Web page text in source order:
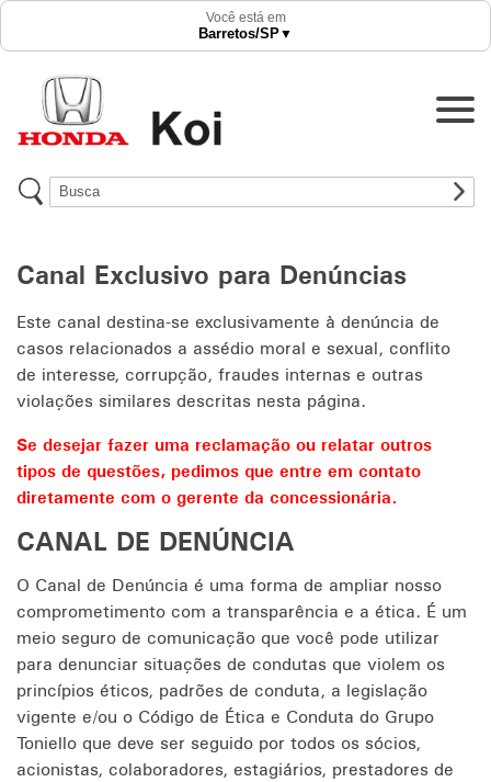
Você está em
Barretos/SP▼
Acessórios
Recall
Agendar Revisão
Trabalhe conosco
Canal de Denúncia
Canal Exclusivo para Denúncias
Este canal destina-se exclusivamente à denúncia de
casos relacionados a assédio moral e sexual, conflito
de interesse, corrupção, fraudes internas e outras
violações similares descritas nesta página.
Se desejar fazer uma reclamação ou relatar outros
tipos de questões, pedimos que entre em contato
diretamente com o gerente da concessionária.
CANAL DE DENÚNCIA
O Canal de Denúncia é uma forma de ampliar nosso
comprometimento com a transparência e a ética. É um
meio seguro de comunicação que você pode utilizar
para denunciar situações de condutas que violem os
princípios éticos, padrões de conduta, a legislação
vigente e/ou o Código de Ética e Conduta do Grupo
Toniello que deve ser seguido por todos os sócios,
acionistas, colaboradores, estagiários, prestadores de